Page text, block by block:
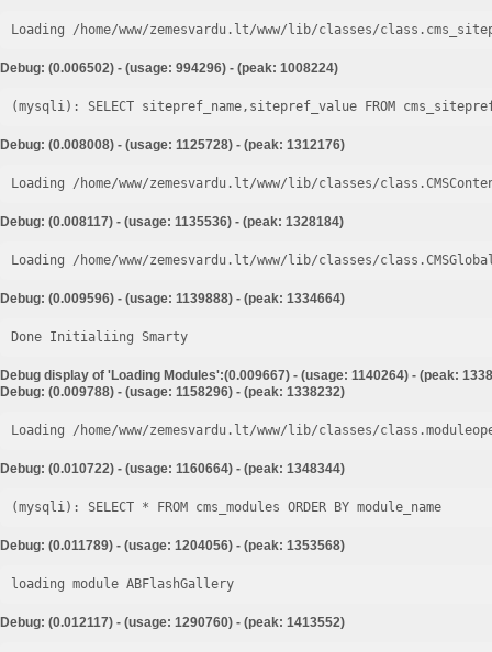
Loading /home/www/zemesvardu.lt/www/lib/classes/
Debug: (0.006502) - (usage: 994296) - (peak: 1008224)
Debug: (0.008008) - (usage: 1125728) - (peak: 1312176)
Loading /home/www/zemesvardu.lt/www/lib/classes/
Debug: (0.008117) - (usage: 1135536) - (peak: 1328184)
Loading /home/www/zemesvardu.lt/www/lib/classes/
Debug: (0.009596) - (usage: 1139888) - (peak: 1334664)
Done Initialiing Smarty
Debug display of 'Loading Modules':(0.009667) - (usage: 1140264) - (peak:
Debug: (0.009788) - (usage: 1158296) - (peak: 1338232)
Loading /home/www/zemesvardu.lt/www/lib/classes/
Debug: (0.010722) - (usage: 1160664) - (peak: 1348344)
Debug: (0.011789) - (usage: 1204056) - (peak: 1353568)
loading module ABFlashGallery
Debug: (0.012117) - (usage: 1290760) - (peak: 1413552)